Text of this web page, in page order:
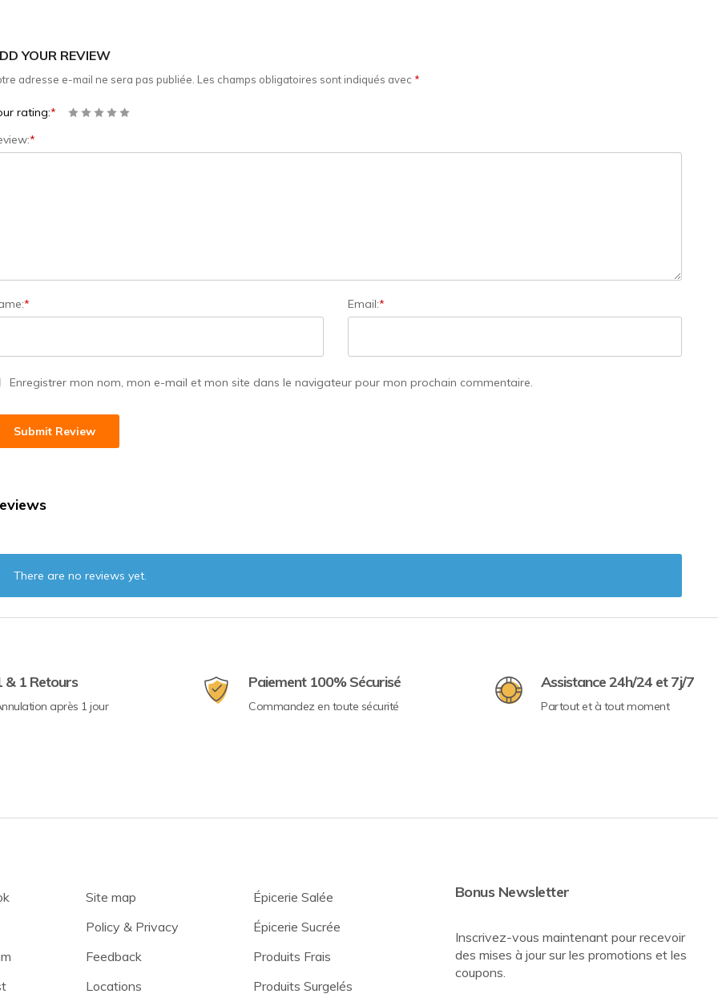
YOUR REVIEW
adresse e-mail ne sera pas publiée. Les champs obligatoires sont indiqués avec *
rating:*
*
* Email:*
Enregistrer mon nom, mon e-mail et mon site dans le navigateur pour mon prochain commentaire.
There are no reviews yet.
& 1 Retours
après 1 jour
Paiement 100% Sécurisé
Commandez en toute sécurité
Assistance 24h/24 et 7j/7
Partout et à tout moment
Site map
Policy & Privacy
Feedback
Locations
Épicerie Salée
Épicerie Sucrée
Produits Frais
Produits Surgelés
Bonus Newsletter
Inscrivez-vous maintenant pour recevoir
des mises à jour sur les promotions et les
coupons.